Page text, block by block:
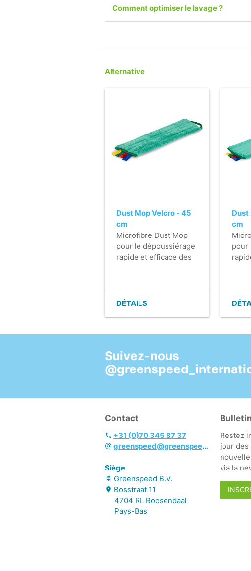
Comment optimiser le lavage ?
Alternative
Dust Mop Velcro - 45
cm
Microfibre Dust Mop
pour le dépoussiérage
rapide et efficace des
les revêtements de sol
- Excellente capacité
poussière.
- La poussière
capturée peut être
plusieurs reprises.
et facile grâce au
velcro.
- Boucle pour
l'enlèvement de la
- Utilisation efficace
grâce au code couleur.
DÉTAILS
Dust
cm
pour
les
-
- La
et
-
-
Suivez-nous
Contact
+31 (0)70 345 87 37
greenspeed@greenspeed.eu
Siège
Greenspeed B.V.
Bosstraat 11
4704 RL Roosendaal
Pays-Bas
Bulletin
Restez
jour des
via la